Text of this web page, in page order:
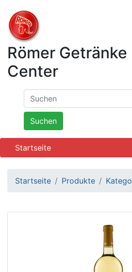
Römer
Center
Startseite
Startseite Produkte